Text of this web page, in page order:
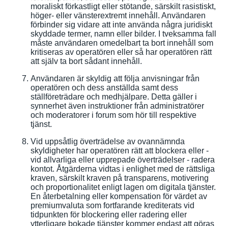
moraliskt förkastligt eller stötande, särskilt rasistiskt,
höger- eller vänsterextremt innehåll. Användaren
förbinder sig vidare att inte använda några juridiskt
skyddade termer, namn eller bilder. I tveksamma fall
måste användaren omedelbart ta bort innehåll som
kritiseras av operatören eller så har operatören rätt
att själv ta bort sådant innehåll.
Användaren är skyldig att följa anvisningar från
operatören och dess anställda samt dess
ställföreträdare och medhjälpare. Detta gäller i
synnerhet även instruktioner från administratörer
och moderatorer i forum som hör till respektive
tjänst.
Vid uppsåtlig överträdelse av ovannämnda
skyldigheter har operatören rätt att blockera eller -
vid allvarliga eller upprepade överträdelser - radera
kontot. Åtgärderna vidtas i enlighet med de rättsliga
kraven, särskilt kraven på transparens, motivering
och proportionalitet enligt lagen om digitala tjänster.
En återbetalning eller kompensation för värdet av
premiumvaluta som fortfarande krediterats vid
tidpunkten för blockering eller radering eller
ytterligare bokade tjänster kommer endast att göras